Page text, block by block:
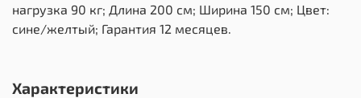
нагрузка 90 кг; Длина 200 см; Ширина 150 см; Цвет:
сине/желтый; Гарантия 12 месяцев.
Характеристики